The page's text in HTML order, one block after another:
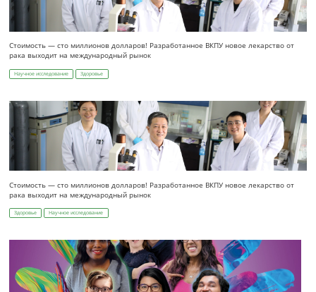
Стоимость — сто миллионов долларов! Разработанное ВКПУ новое лекарство от
рака выходит на международный рынок
Научное исследование Здоровье
Стоимость — сто миллионов долларов! Разработанное ВКПУ новое лекарство от
рака выходит на международный рынок
Здоровье Научное исследование